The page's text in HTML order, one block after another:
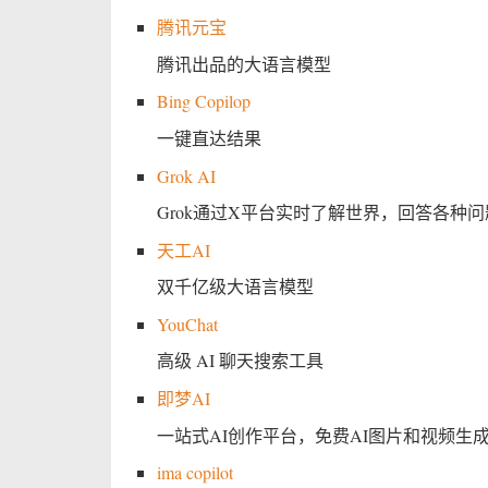
腾讯元宝
腾讯出品的大语言模型
Bing Copilop
一键直达结果
Grok AI
Grok通过X平台实时了解世界，回答各种
天工AI
双千亿级大语言模型
YouChat
高级 AI 聊天搜索工具
即梦AI
一站式AI创作平台，免费AI图片和视频生
ima copilot